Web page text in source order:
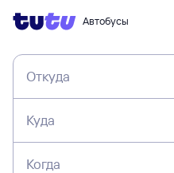
Автобусы
Откуда
Куда
Когда